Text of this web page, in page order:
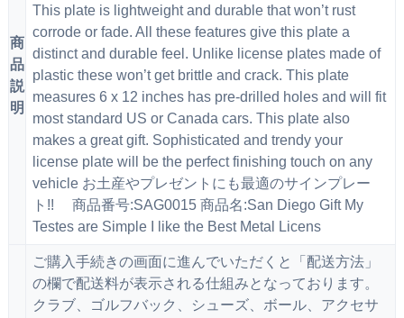
商
品
説
明
This plate is lightweight and durable that won’t rust
corrode or fade. All these features give this plate a
distinct and durable feel. Unlike license plates made of
plastic these won’t get brittle and crack. This plate
measures 6 x 12 inches has pre-drilled holes and will fit
most standard US or Canada cars. This plate also
makes a great gift. Sophisticated and trendy your
license plate will be the perfect finishing touch on any
vehicle お土産やプレゼントにも最適のサインプレー
ト!! 商品番号:SAG0015 商品名:San Diego Gift My
Testes are Simple I like the Best Metal Licens
ご購入手続きの画面に進んでいただくと「配送方法」
の欄で配送料が表示される仕組みとなっております。
クラブ、ゴルフバック、シューズ、ボール、アクセサ